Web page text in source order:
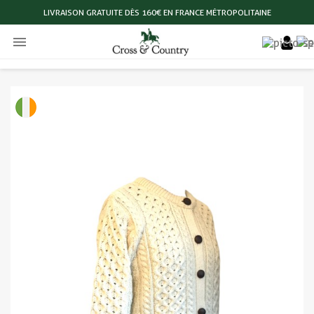
LIVRAISON GRATUITE DÈS 160€ EN FRANCE MÉTROPOLITAINE
